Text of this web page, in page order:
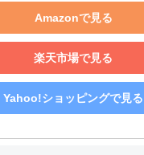
Amazonで見る
楽天市場で見る
Yahoo!ショッピングで見る